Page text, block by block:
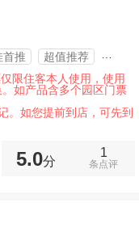
首推 超值推荐
网红
限住客本人使用，使用
如产品含多个园区门票
。如您提前到店，可先到
5.0分
1
条点评